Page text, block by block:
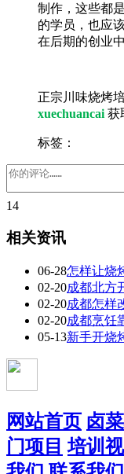
制作，这些都
的学员，也应
在后期的创业
正宗川味烧烤
xuechuancai 获
标签：
14
相关资讯
06-28怎样让烧
02-20成都北方
02-20成都怎样
02-20成都烹饪
05-13新手开烧
网站首页 卤
门项目 培训